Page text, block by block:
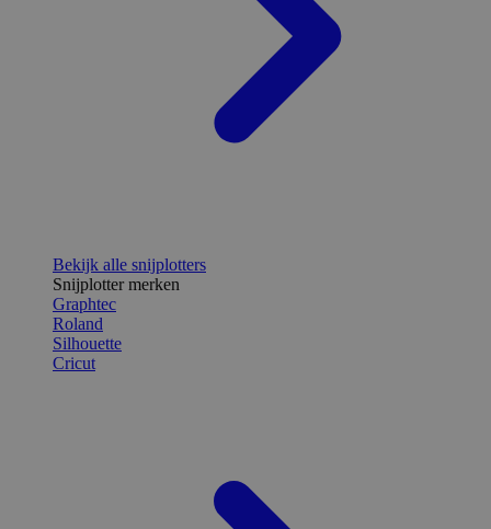
Bekijk alle snijplotters
Snijplotter merken
Graphtec
Roland
Silhouette
Cricut